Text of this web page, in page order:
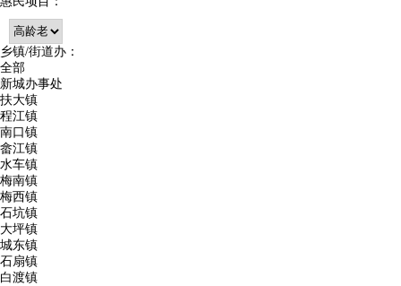
乡镇/街道办：
全部
新城办事处
扶大镇
程江镇
南口镇
畲江镇
水车镇
梅南镇
梅西镇
石坑镇
大坪镇
城东镇
石扇镇
白渡镇